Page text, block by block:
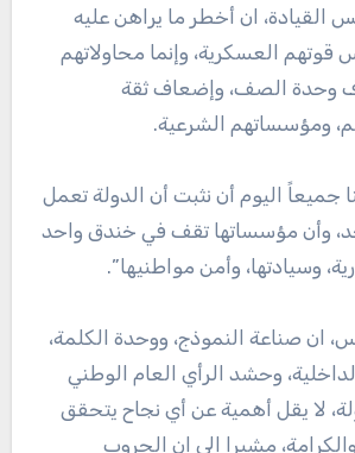
القيادة، ان أخطر ما يراهن عليه
العسكرية، وإنما محاولاتهم
وحدة الصف، وإضعاف ثقة
ومؤسساتهم الشرعية.
جميعاً اليوم أن نثبت أن الدولة تعمل
وأن مؤسساتها تقف في خندق واحد
وسيادتها، وأمن مواطنيها”.
ان صناعة النموذج، ووحدة الكلمة،
وحشد الرأي العام الوطني
لا يقل أهمية عن أي نجاح يتحقق
مشيرا الى ان الحروب